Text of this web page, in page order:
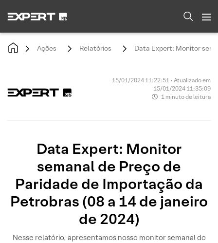
Ações Relatórios Data Expert: Monitor
15/01/2024 11:22:51 • Atualizado em
15/01/2024 11:35:09
1 minuto de leitura
Data Expert: Monitor
semanal de Preço de
Paridade de Importação da
Petrobras (08 a 14 de janeiro
de 2024)
Nesse relatório, apresentamos nosso monitor semanal do